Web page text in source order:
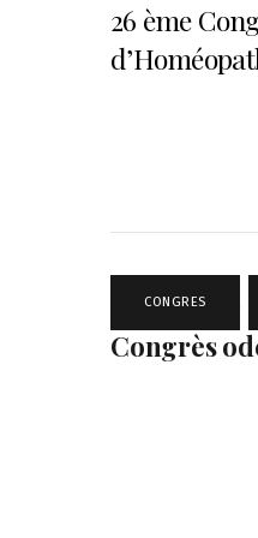
26 ème
CONGRES
Congrès